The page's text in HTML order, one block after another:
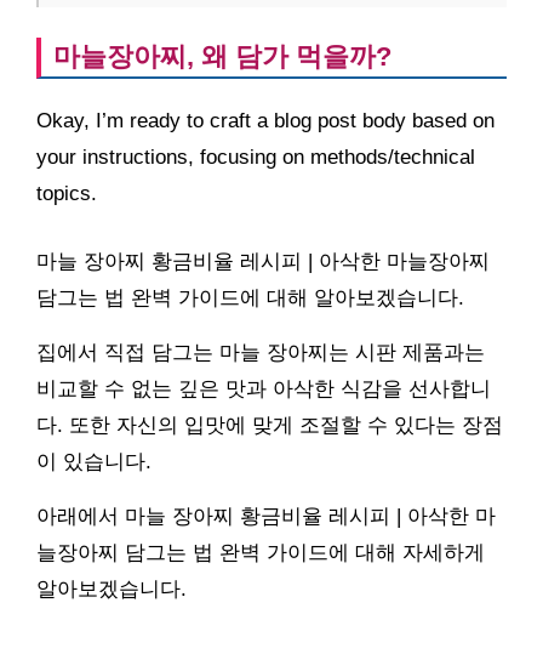
마늘장아찌, 왜 담가 먹을까?
Okay, I’m ready to craft a blog post body based on
your instructions, focusing on methods/technical
topics.
마늘 장아찌 황금비율 레시피 | 아삭한 마늘장아찌
담그는 법 완벽 가이드에 대해 알아보겠습니다.
집에서 직접 담그는 마늘 장아찌는 시판 제품과는
비교할 수 없는 깊은 맛과 아삭한 식감을 선사합니
다. 또한 자신의 입맛에 맞게 조절할 수 있다는 장점
이 있습니다.
아래에서 마늘 장아찌 황금비율 레시피 | 아삭한 마
늘장아찌 담그는 법 완벽 가이드에 대해 자세하게
알아보겠습니다.